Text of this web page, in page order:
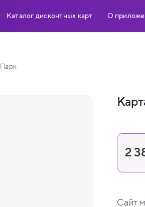
Каталог дисконтных карт О
Парк
2
Сайт